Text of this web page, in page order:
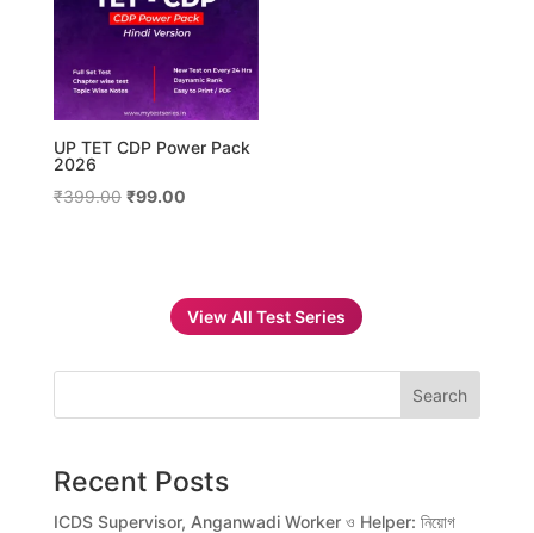
UP TET CDP Power Pack
2026
₹399.00 Original
₹99.00Current
View All Test Series
Search
Recent Posts
ICDS Supervisor, Anganwadi Worker ও Helper: নিয়োগ